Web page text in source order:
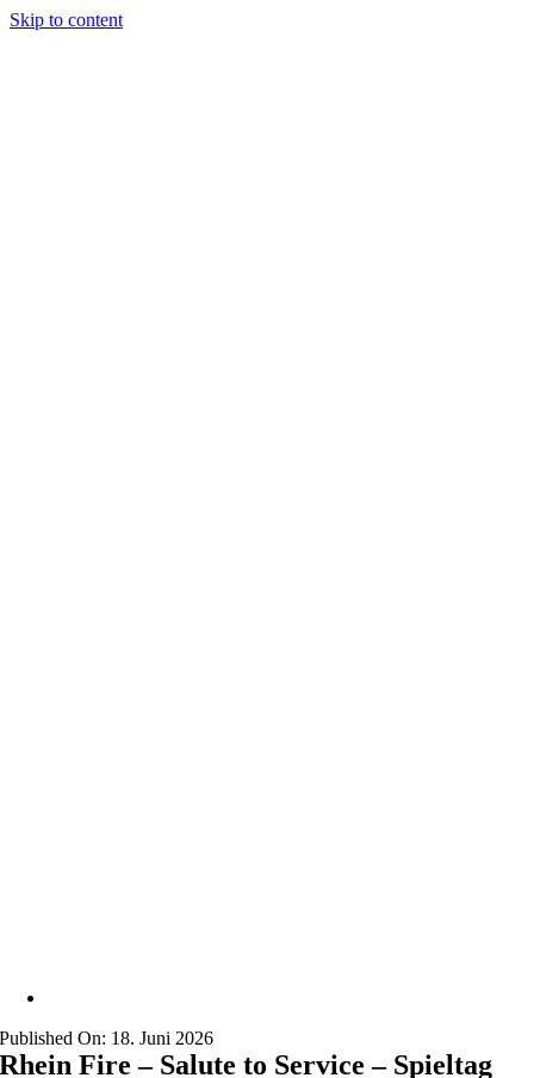
Skip to content
Published On: 18. Juni 2026
Rhein Fire – Salute to Service – Spieltag